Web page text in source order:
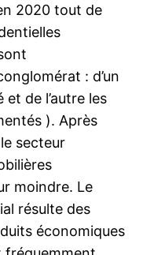
2020 tout de
: d’un
de l’autre les
). Après
secteur
moindre. Le
résulte des
économiques